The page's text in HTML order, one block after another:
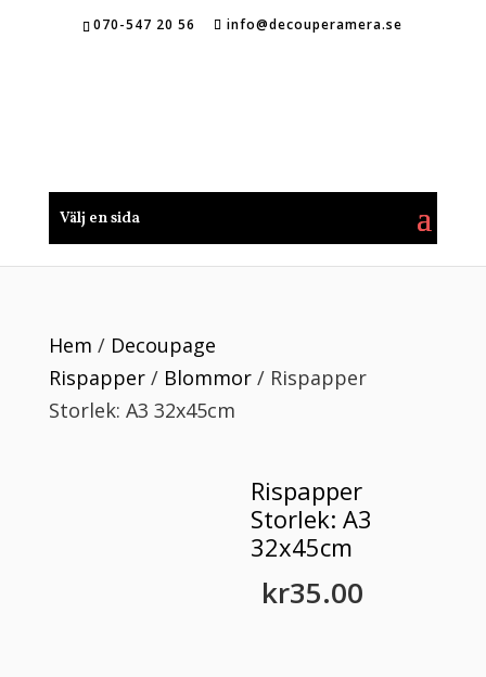
070-547 20 56 info@decouperamera.se
Välj en sida
Hem / Decoupage
Rispapper/ Blommor/ Rispapper
Storlek: A3 32x45cm
Rispapper
Storlek: A3
32x45cm
kr35.00